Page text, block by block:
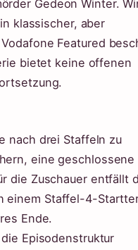
Gedeon Winter.
klassischer, aber
Featured
bietet keine offenen
nach drei Staffeln zu
eine geschlossene
die Zuschauer entfällt
einem Staffel-4-
Ende.
Episodenstruktur